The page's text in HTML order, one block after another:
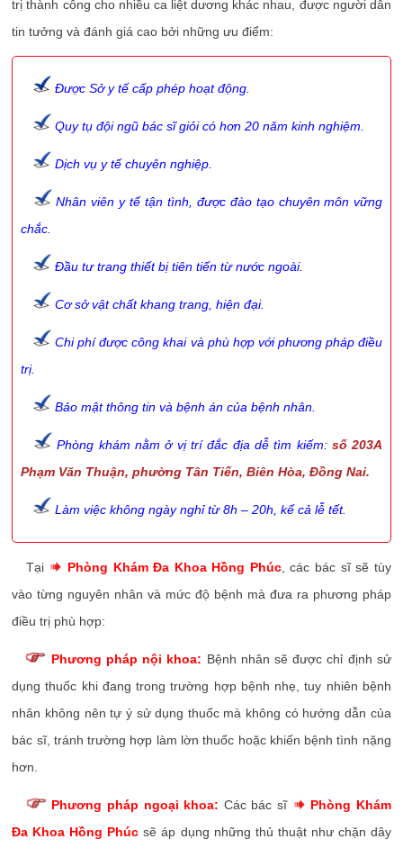
trị thành công cho nhiều ca liệt dương khác nhau, được người dân
tin tưởng và đánh giá cao bởi những ưu điểm:
Được Sở y tế cấp phép hoạt động.
Quy tụ đội ngũ bác sĩ giỏi có hơn 20 năm kinh nghiệm.
Dịch vụ y tế chuyên nghiệp.
Nhân viên y tế tận tình, được đào tạo chuyên môn vững
chắc.
Đầu tư trang thiết bị tiên tiến từ nước ngoài.
Cơ sở vật chất khang trang, hiện đại.
Chi phí được công khai và phù hợp với phương pháp điều
trị.
Bảo mật thông tin và bệnh án của bệnh nhân.
Phòng khám nằm ở vị trí đắc địa dễ tìm kiếm:số 203A
Phạm Văn Thuận, phường Tân Tiến, Biên Hòa, Đồng Nai.
Làm việc không ngày nghỉ từ 8h – 20h, kể cả lễ tết.
Tại Phòng Khám Đa Khoa Hồng Phúc, các bác sĩ sẽ tùy
vào từng nguyên nhân và mức độ bệnh mà đưa ra phương pháp
điều trị phù hợp:
Phương pháp nội khoa: Bệnh nhân sẽ được chỉ định sử
dụng thuốc khi đang trong trường hợp bệnh nhẹ, tuy nhiên bệnh
nhân không nên tự ý sử dụng thuốc mà không có hướng dẫn của
bác sĩ, tránh trường hợp làm lờn thuốc hoặc khiến bệnh tình nặng
hơn.
Phương pháp ngoại khoa: Các bác sĩ
Phòng Khám
Đa Khoa Hồng Phúc sẽ áp dụng những thủ thuật như chặn dây